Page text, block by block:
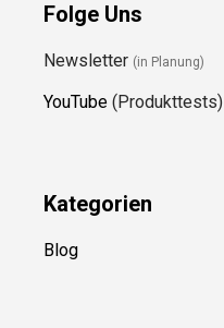
Folge Uns
Newsletter (in Planung)
YouTube (Produkttests)
Kategorien
Blog